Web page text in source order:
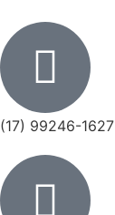
(17) 99246-1627